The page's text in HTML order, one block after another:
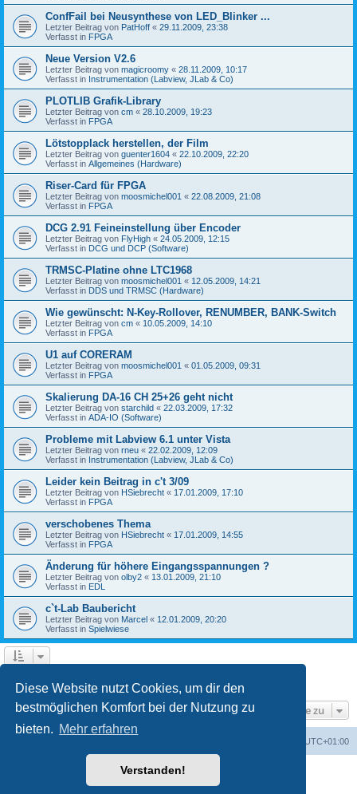
Diese Website nutzt Cookies, um dir den
bestmöglichen Komfort bei der Nutzung zu
bieten. Mehr erfahren
Verstanden!
ConfFail bei Neusynthese von LED_Blinker ...
Letzter Beitrag von PatHoff « 29.11.2009, 23:38
Verfasst in FPGA
Neue Version V2.6
Letzter Beitrag von magicroomy « 28.11.2009, 10:17
Verfasst in Instrumentation (Labview, JLab & Co)
PLOTLIB Grafik-Library
Letzter Beitrag von cm « 28.10.2009, 19:23
Verfasst in FPGA
Lötstopplack herstellen, der Film
Letzter Beitrag von guenter1604 « 22.10.2009, 22:20
Verfasst in Allgemeines (Hardware)
Riser-Card für FPGA
Letzter Beitrag von moosmichel001 « 22.08.2009, 21:08
Verfasst in FPGA
DCG 2.91 Feineinstellung über Encoder
Letzter Beitrag von FlyHigh « 24.05.2009, 12:15
Verfasst in DCG und DCP (Software)
TRMSC-Platine ohne LTC1968
Letzter Beitrag von moosmichel001 « 12.05.2009, 14:21
Verfasst in DDS und TRMSC (Hardware)
Wie gewünscht: N-Key-Rollover, RENUMBER, BANK-Switch
Letzter Beitrag von cm « 10.05.2009, 14:10
Verfasst in FPGA
U1 auf CORERAM
Letzter Beitrag von moosmichel001 « 01.05.2009, 09:31
Verfasst in FPGA
Skalierung DA-16 CH 25+26 geht nicht
Letzter Beitrag von starchild « 22.03.2009, 17:32
Verfasst in ADA-IO (Software)
Probleme mit Labview 6.1 unter Vista
Letzter Beitrag von rneu « 22.02.2009, 12:09
Verfasst in Instrumentation (Labview, JLab & Co)
Leider kein Beitrag in c't 3/09
Letzter Beitrag von HSiebrecht « 17.01.2009, 17:10
Verfasst in FPGA
verschobenes Thema
Letzter Beitrag von HSiebrecht « 17.01.2009, 14:55
Verfasst in FPGA
Änderung für höhere Eingangsspannungen ?
Letzter Beitrag von olby2 « 13.01.2009, 21:10
Verfasst in EDL
c`t-Lab Baubericht
Letzter Beitrag von Marcel « 12.01.2009, 20:20
Verfasst in Spielwiese
Gehe zu
UTC+01:00
Powered byphpBB® Forum Software © phpBB Limited
phpBB.de